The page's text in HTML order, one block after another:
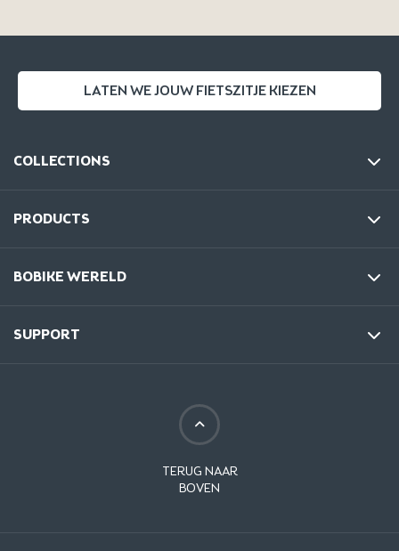
LATEN WE JOUW FIETSZITJE KIEZEN
COLLECTIONS
PRODUCTS
BOBIKE WERELD
SUPPORT
TERUG NAAR
BOVEN